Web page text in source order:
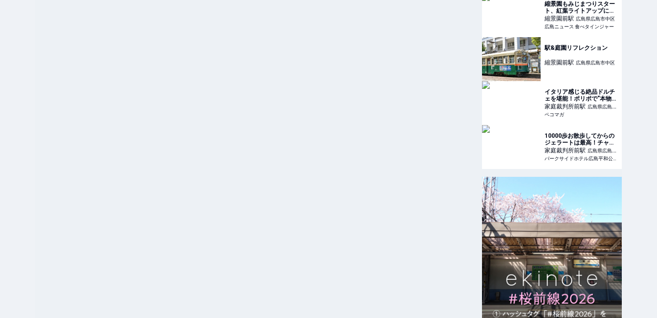
縮景園もみじまつりスター
ト、紅葉ライトアップにカ
フェ営業・着物体験も
縮景園前駅 広島県広島市中区
広島ニュース 食べタインジャー
駅&庭園リフレクション
縮景園前駅 広島県広島市中区
イタリア感じる絶品ドルチ
ェを堪能！ポリポで”本物の
味”をいただきます！
家庭裁判所前駅 広島県広島市
中区
ペコマガ
10000歩お散歩してからの
ジェラートは最高！チャラ
です笑。 Dolce e
Salato dal polipo ドルチ
ェ エ サラート ダル ポリポ
らパークサイドホテル広島
家庭裁判所前駅 広島県広島市
中区
パークサイドホテル広島平和公園前